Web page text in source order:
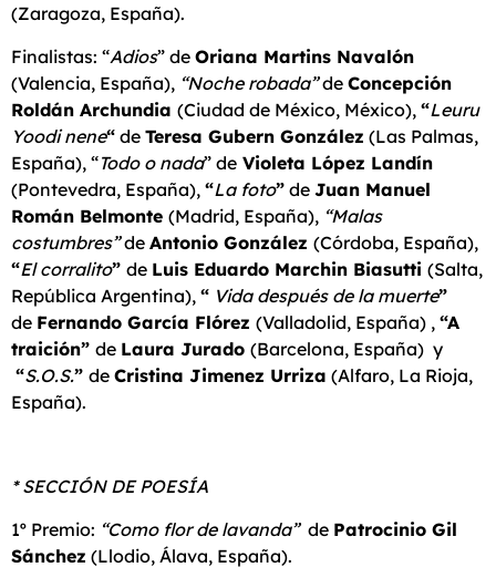
(Zaragoza, España).
Finalistas: “Adios” de Oriana Martins Navalón
(Valencia, España), “Noche robada”de Concepción
Roldán Archundia (Ciudad de México, México), “Leuru
Yoodi nene“ de Teresa Gubern González (Las Palmas,
España), “Todo o nada” de Violeta López Landín
(Pontevedra, España), “La foto” de Juan Manuel
Román Belmonte (Madrid, España), “Malas
costumbres”de Antonio González (Córdoba, España),
“El corralito” de Luis Eduardo Marchin Biasutti (Salta,
República Argentina), “ Vida después de la muerte”
de Fernando García Flórez (Valladolid, España) , “A
traición” de Laura Jurado (Barcelona, España) y
“S.O.S.” de Cristina Jimenez Urriza (Alfaro, La Rioja,
España).
* SECCIÓN DE POESÍA
1º Premio: “Como flor de lavanda” de Patrocinio Gil
Sánchez (Llodio, Álava, España).